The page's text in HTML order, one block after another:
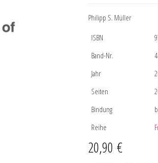
Philipp S. Müller
ISBN
Band-Nr.
4
Jahr
Seiten
Bindung
Reihe
20,90 €